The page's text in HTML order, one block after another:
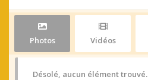
Photos Vidéos
Désolé, aucun élément trouvé.